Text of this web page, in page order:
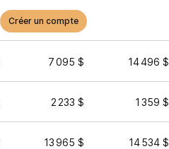
Créer un compte
7 095 $ 14 496 $
2 233 $ 1 359 $
13 965 $ 14 534 $